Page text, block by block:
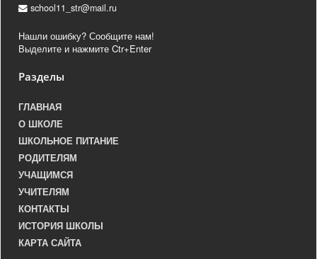
school11_str@mail.ru
Нашли ошибку? Сообщите нам!
Выделите и нажмите Ctr+Enter
Разделы
ГЛАВНАЯ
О ШКОЛЕ
ШКОЛЬНОЕ ПИТАНИЕ
РОДИТЕЛЯМ
УЧАЩИМСЯ
УЧИТЕЛЯМ
КОНТАКТЫ
ИСТОРИЯ ШКОЛЫ
КАРТА САЙТА